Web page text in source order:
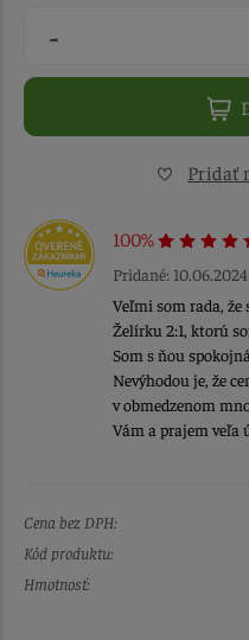
-
Pridať
100%
Pridané: 10.06.2024
Veľmi som rada,
Želírku 2:1, ktorú
Som s ňou
Nevýhodou je, že
v obmedzenom
Vám a prajem veľa
Cena bez DPH:
Kód produktu:
Hmotnosť: